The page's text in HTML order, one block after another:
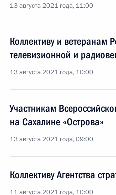
13 августа 2021 года, 11:00
Коллективу и ветеранам
телевизионной и
13 августа 2021 года, 10:00
Участникам
на Сахалине «Острова»
13 августа 2021 года, 09:00
Коллективу Агентства
11 августа 2021 года, 10:00